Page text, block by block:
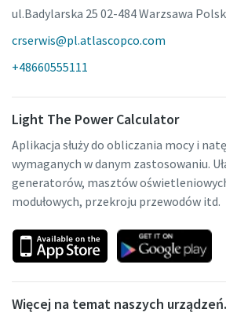
ul.Badylarska 25 02-484 Warzsawa
crserwis@pl.atlascopco.com
+48660555111
Light The Power Calculator
Aplikacja służy do obliczania mocy i
wymaganych w danym zastosowaniu.
generatorów, masztów
modułowych, przekroju przewodów itd.
Więcej na temat naszych urządzeń.